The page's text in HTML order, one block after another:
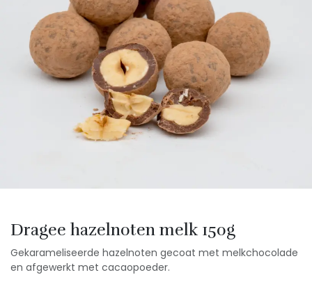
Dragee hazelnoten melk 150g
Gekarameliseerde hazelnoten gecoat met melkchocolade
en afgewerkt met cacaopoeder.